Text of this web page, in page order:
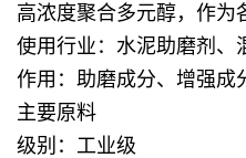
高浓度聚合多元醇，作为
使用行业：水泥助磨剂、
作用：助磨成分、增强成
主要原料
级别：工业级